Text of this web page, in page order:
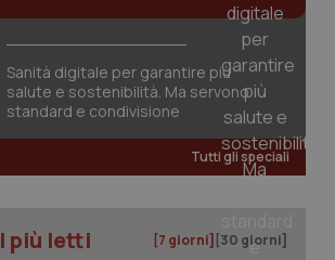
Sanità digitale per garantire più
salute e sostenibilità. Ma servono
standard e condivisione
Tutti gli speciali
I più letti [7 giorni] [30 giorni]